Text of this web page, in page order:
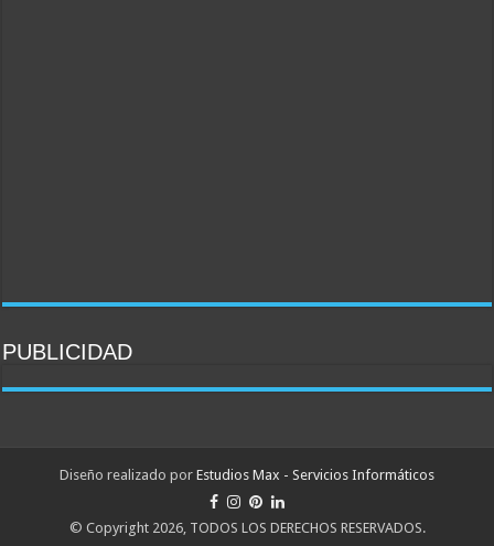
PUBLICIDAD
PULSAR PARA IR AL SITO
PULSAR PARA IR AL SITO
PULSAR PARA IR AL SITO
Pulsar para ingresar a la web
pulsar para ver servicios
Diseño realizado por Estudios Max - Servicios Informáticos
© Copyright 2026, TODOS LOS DERECHOS RESERVADOS.